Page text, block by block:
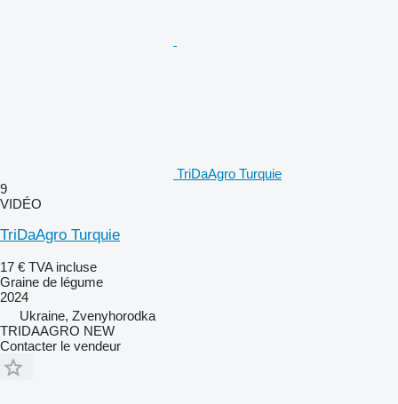
TriDaAgro Turquie
9
VIDÉO
TriDaAgro Turquie
17 € TVA incluse
Graine de légume
2024
Ukraine, Zvenyhorodka
TRIDAAGRO NEW
Contacter le vendeur